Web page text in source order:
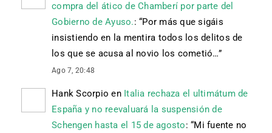
compra del ático de Chamberí por parte del
Gobierno de Ayuso.: “Por más que sigáis
insistiendo en la mentira todos los delitos de
los que se acusa al novio los cometió…”
Ago 7, 20:48
Hank Scorpio en Italia rechaza el ultimátum de
España y no reevaluará la suspensión de
Schengen hasta el 15 de agosto: “Mi fuente no